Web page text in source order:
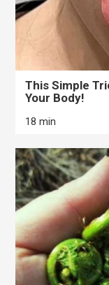
This Simple
Your Body!
18 min